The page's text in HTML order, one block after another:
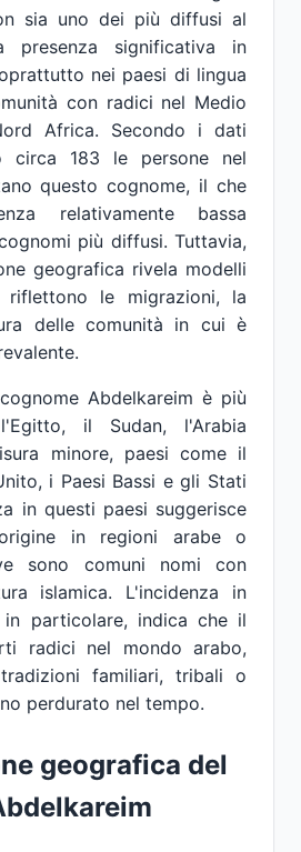
sia uno dei più diffusi al
presenza significativa in
nei paesi di lingua
con radici nel Medio
Africa. Secondo i dati
circa 183 le persone nel
questo cognome, il che
relativamente bassa
più diffusi. Tuttavia,
geografica rivela modelli
riflettono le migrazioni, la
delle comunità in cui è
Abdelkareim è più
il Sudan, l'Arabia
minore, paesi come il
i Paesi Bassi e gli Stati
in questi paesi suggerisce
in regioni arabe o
sono comuni nomi con
islamica. L'incidenza in
particolare, indica che il
radici nel mondo arabo,
familiari, tribali o
perdurato nel tempo.
geografica del